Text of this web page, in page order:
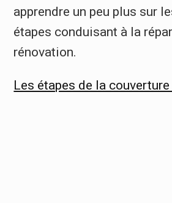
apprendre un peu plus sur
étapes conduisant à la
rénovation.
Les étapes de la